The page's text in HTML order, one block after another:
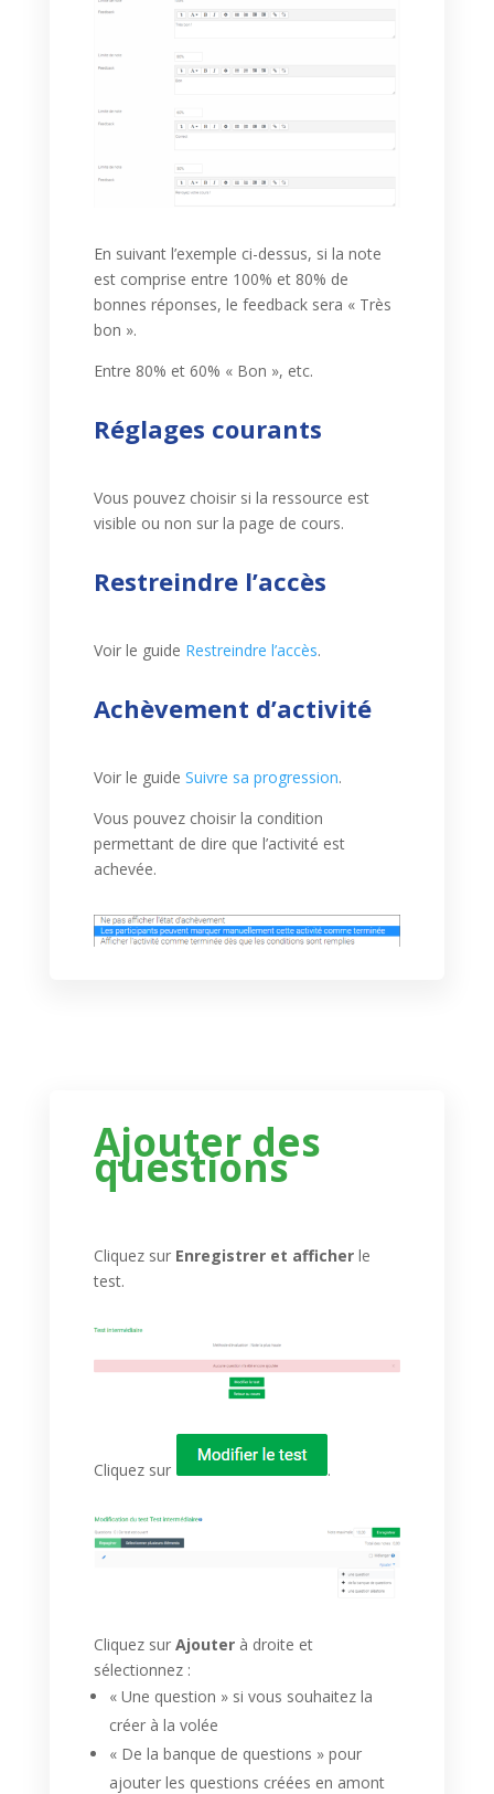
En suivant l’exemple ci-dessus, si la note
est comprise entre 100% et 80% de
bonnes réponses, le feedback sera « Très
bon ».
Entre 80% et 60% « Bon », etc.
Réglages courants
Vous pouvez choisir si la ressource est
visible ou non sur la page de cours.
Restreindre l’accès
Voir le guide Restreindre l’accès.
Achèvement d’activité
Voir le guide Suivre sa progression.
Vous pouvez choisir la condition
permettant de dire que l’activité est
achevée.
Ajouter des
questions
Cliquez sur Enregistrer et afficherle
test.
Cliquez sur .
Cliquez sur Ajouterà droite et
sélectionnez :
« Une question » si vous souhaitez la
créer à la volée
« De la banque de questions » pour
ajouter les questions créées en amont